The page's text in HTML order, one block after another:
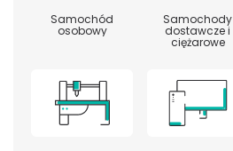
Samochód
osobowy
Samochody
dostawcze i
ciężarowe